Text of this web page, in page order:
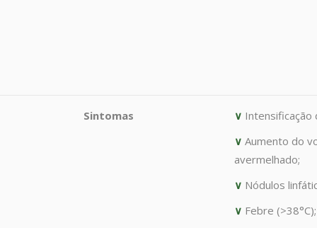
Sintomas ∨ Intensificação
∨ Aumento do
avermelhado;
∨ Nódulos
∨ Febre (>38°C);